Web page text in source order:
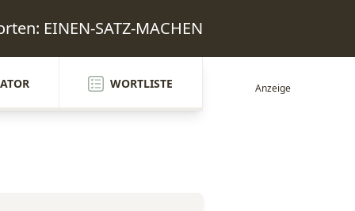
EINEN-SATZ-MACHEN
WORTLISTE